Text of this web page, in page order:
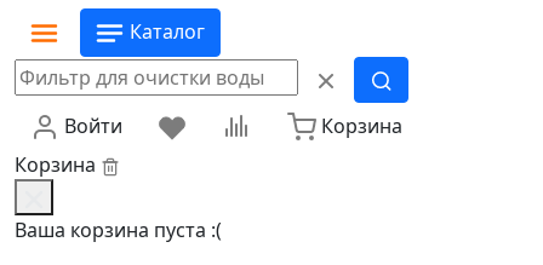
Каталог
Войти
Корзина
Корзина
Ваша корзина пуста :(